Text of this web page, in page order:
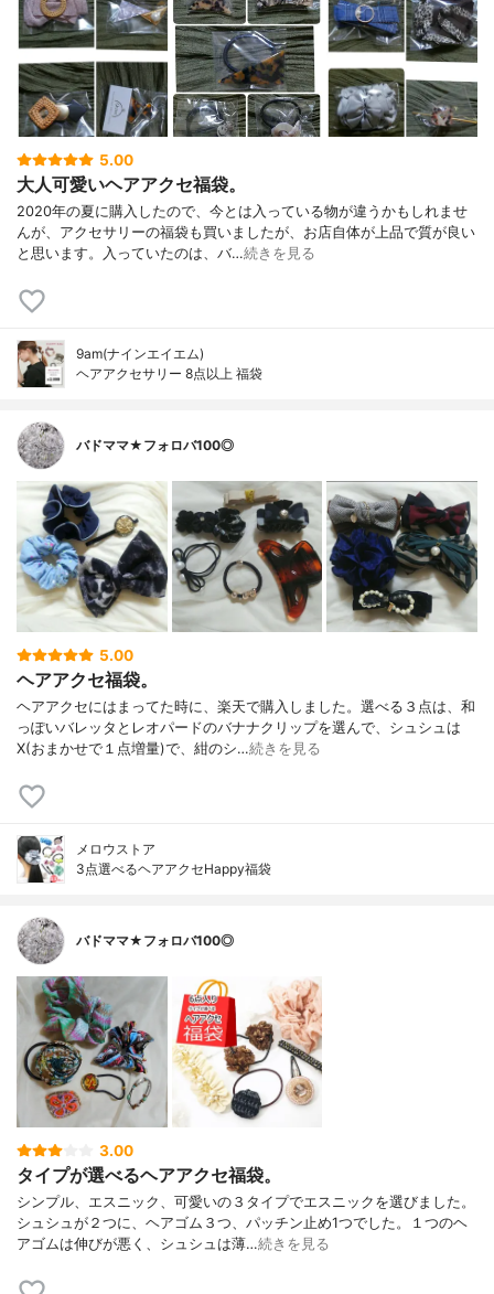
5.00
大人可愛いヘアアクセ福袋。
2020年の夏に購入したので、今とは入っている物が違うかもしれませ
んが、アクセサリーの福袋も買いましたが、お店自体が上品で質が良い
と思います。入っていたのは、バ…続きを見る
9am(ナインエイエム)
ヘアアクセサリー 8点以上 福袋
バドママ★フォロバ100◎
5.00
ヘアアクセ福袋。
ヘアアクセにはまってた時に、楽天で購入しました。選べる３点は、和
っぽいバレッタとレオパードのバナナクリップを選んで、シュシュは
X(おまかせで１点増量)で、紺のシ…続きを見る
メロウストア
3点選べるヘアアクセHappy福袋
バドママ★フォロバ100◎
3.00
タイプが選べるヘアアクセ福袋。
シンプル、エスニック、可愛いの３タイプでエスニックを選びました。
シュシュが２つに、ヘアゴム３つ、パッチン止め1つでした。１つのヘ
アゴムは伸びが悪く、シュシュは薄…続きを見る